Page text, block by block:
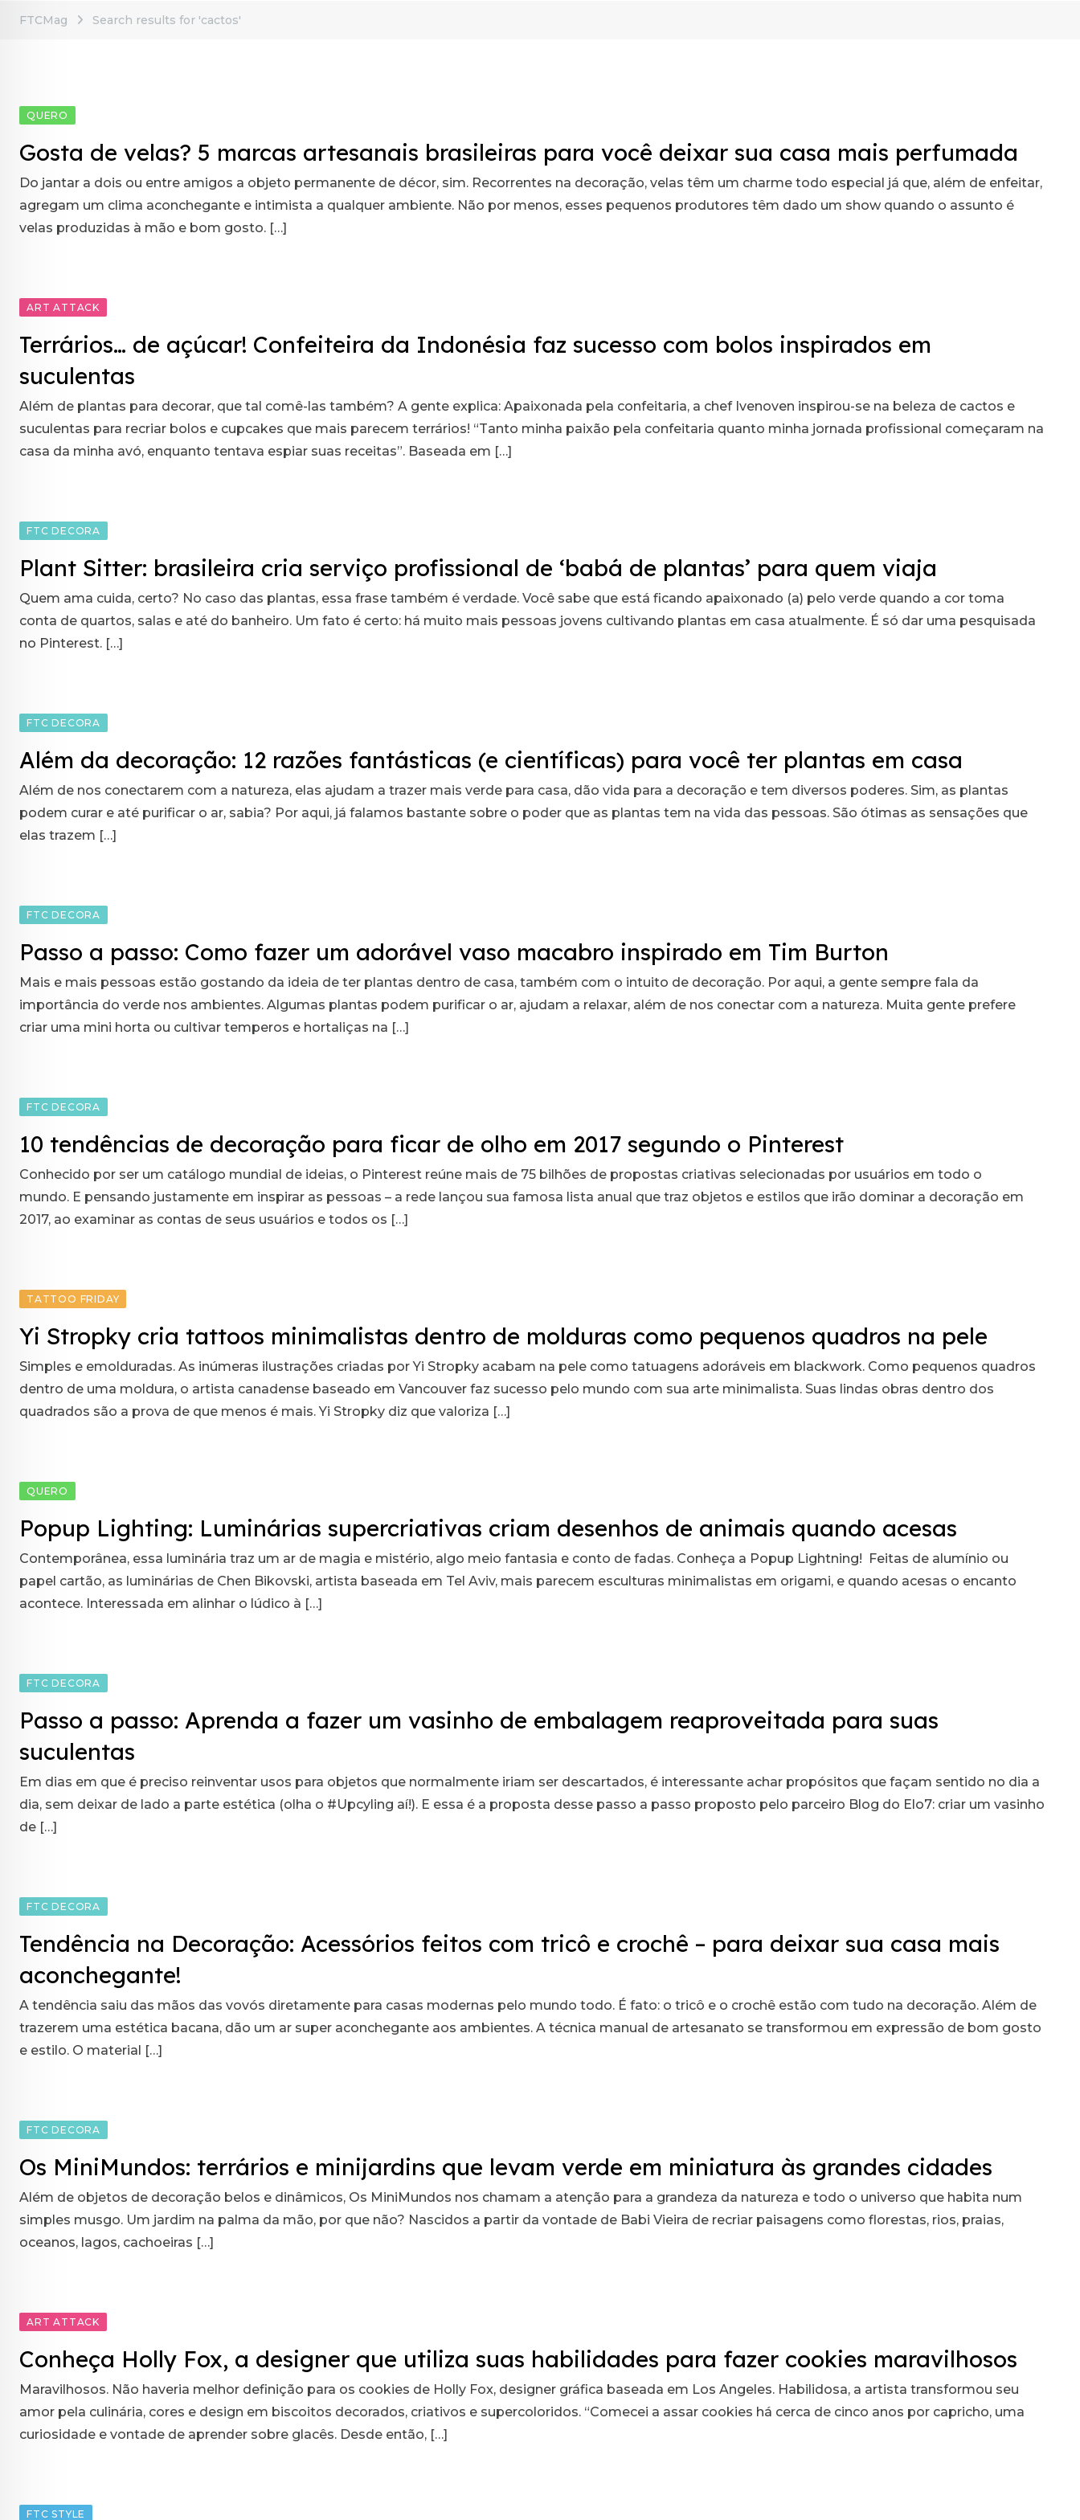
FTCMag Search results for 'cactos'
QUERO
Gosta de velas? 5 marcas artesanais brasileiras para você deixar sua casa mais perfumada
Do jantar a dois ou entre amigos a objeto permanente de décor, sim. Recorrentes na decoração, velas têm um charme todo especial já que, além de enfeitar,
agregam um clima aconchegante e intimista a qualquer ambiente. Não por menos, esses pequenos produtores têm dado um show quando o assunto é
velas produzidas à mão e bom gosto. […]
ART ATTACK
Terrários… de açúcar! Confeiteira da Indonésia faz sucesso com bolos inspirados em
suculentas
Além de plantas para decorar, que tal comê-las também? A gente explica: Apaixonada pela confeitaria, a chef Ivenoven inspirou-se na beleza de cactos e
suculentas para recriar bolos e cupcakes que mais parecem terrários! “Tanto minha paixão pela confeitaria quanto minha jornada profissional começaram na
casa da minha avó, enquanto tentava espiar suas receitas”. Baseada em […]
FTC DECORA
Plant Sitter: brasileira cria serviço profissional de ‘babá de plantas’ para quem viaja
Quem ama cuida, certo? No caso das plantas, essa frase também é verdade. Você sabe que está ficando apaixonado (a) pelo verde quando a cor toma
conta de quartos, salas e até do banheiro. Um fato é certo: há muito mais pessoas jovens cultivando plantas em casa atualmente. É só dar uma pesquisada
no Pinterest. […]
FTC DECORA
Além da decoração: 12 razões fantásticas (e científicas) para você ter plantas em casa
Além de nos conectarem com a natureza, elas ajudam a trazer mais verde para casa, dão vida para a decoração e tem diversos poderes. Sim, as plantas
podem curar e até purificar o ar, sabia? Por aqui, já falamos bastante sobre o poder que as plantas tem na vida das pessoas. São ótimas as sensações que
elas trazem […]
FTC DECORA
Passo a passo: Como fazer um adorável vaso macabro inspirado em Tim Burton
Mais e mais pessoas estão gostando da ideia de ter plantas dentro de casa, também com o intuito de decoração. Por aqui, a gente sempre fala da
importância do verde nos ambientes. Algumas plantas podem purificar o ar, ajudam a relaxar, além de nos conectar com a natureza. Muita gente prefere
criar uma mini horta ou cultivar temperos e hortaliças na […]
FTC DECORA
10 tendências de decoração para ficar de olho em 2017 segundo o Pinterest
Conhecido por ser um catálogo mundial de ideias, o Pinterest reúne mais de 75 bilhões de propostas criativas selecionadas por usuários em todo o
mundo. E pensando justamente em inspirar as pessoas – a rede lançou sua famosa lista anual que traz objetos e estilos que irão dominar a decoração em
2017, ao examinar as contas de seus usuários e todos os […]
TATTOO FRIDAY
Yi Stropky cria tattoos minimalistas dentro de molduras como pequenos quadros na pele
Simples e emolduradas. As inúmeras ilustrações criadas por Yi Stropky acabam na pele como tatuagens adoráveis em blackwork. Como pequenos quadros
dentro de uma moldura, o artista canadense baseado em Vancouver faz sucesso pelo mundo com sua arte minimalista. Suas lindas obras dentro dos
quadrados são a prova de que menos é mais. Yi Stropky diz que valoriza […]
QUERO
Popup Lighting: Luminárias supercriativas criam desenhos de animais quando acesas
Contemporânea, essa luminária traz um ar de magia e mistério, algo meio fantasia e conto de fadas. Conheça a Popup Lightning! Feitas de alumínio ou
papel cartão, as luminárias de Chen Bikovski, artista baseada em Tel Aviv, mais parecem esculturas minimalistas em origami, e quando acesas o encanto
acontece. Interessada em alinhar o lúdico à […]
FTC DECORA
Passo a passo: Aprenda a fazer um vasinho de embalagem reaproveitada para suas
suculentas
Em dias em que é preciso reinventar usos para objetos que normalmente iriam ser descartados, é interessante achar propósitos que façam sentido no dia a
dia, sem deixar de lado a parte estética (olha o #Upcyling aí!). E essa é a proposta desse passo a passo proposto pelo parceiro Blog do Elo7: criar um vasinho
de […]
FTC DECORA
Tendência na Decoração: Acessórios feitos com tricô e crochê – para deixar sua casa mais
aconchegante!
A tendência saiu das mãos das vovós diretamente para casas modernas pelo mundo todo. É fato: o tricô e o crochê estão com tudo na decoração. Além de
trazerem uma estética bacana, dão um ar super aconchegante aos ambientes. A técnica manual de artesanato se transformou em expressão de bom gosto
e estilo. O material […]
FTC DECORA
Os MiniMundos: terrários e minijardins que levam verde em miniatura às grandes cidades
Além de objetos de decoração belos e dinâmicos, Os MiniMundos nos chamam a atenção para a grandeza da natureza e todo o universo que habita num
simples musgo. Um jardim na palma da mão, por que não? Nascidos a partir da vontade de Babi Vieira de recriar paisagens como florestas, rios, praias,
oceanos, lagos, cachoeiras […]
ART ATTACK
Conheça Holly Fox, a designer que utiliza suas habilidades para fazer cookies maravilhosos
Maravilhosos. Não haveria melhor definição para os cookies de Holly Fox, designer gráfica baseada em Los Angeles. Habilidosa, a artista transformou seu
amor pela culinária, cores e design em biscoitos decorados, criativos e supercoloridos. “Comecei a assar cookies há cerca de cinco anos por capricho, uma
curiosidade e vontade de aprender sobre glacês. Desde então, […]
FTC STYLE